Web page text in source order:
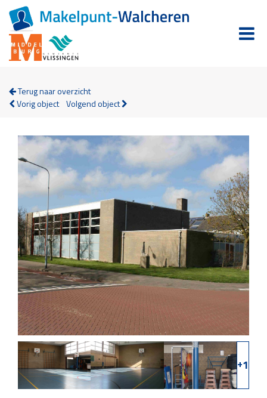
Terug naar overzicht
Vorig object Volgend object
+1